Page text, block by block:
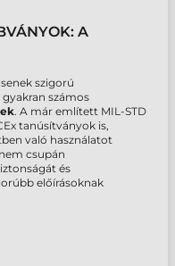
A
szigorú
gyakran számos
. A már említett MIL-STD
tanúsítványok is,
való használatot
csupán
és
előírásoknak